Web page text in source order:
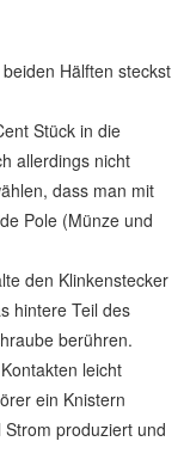
Hälften steckst
Stück in die
allerdings nicht
dass man mit
Pole (Münze und
den Klinkenstecker
hintere Teil des
berühren.
leicht
ein Knistern
produziert und